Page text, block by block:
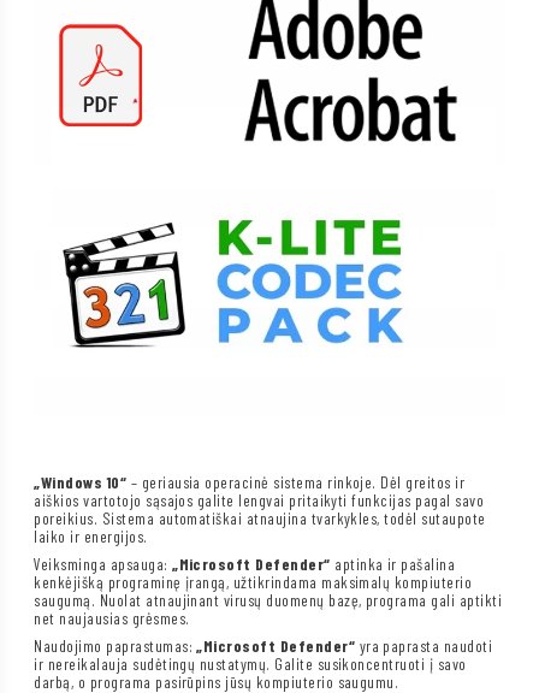
„Windows 10“ – geriausia operacinė sistema rinkoje. Dėl greitos ir
aiškios vartotojo sąsajos galite lengvai pritaikyti funkcijas pagal savo
poreikius. Sistema automatiškai atnaujina tvarkykles, todėl sutaupote
laiko ir energijos.
Veiksminga apsauga:„Microsoft Defender“ aptinka ir pašalina
kenkėjišką programinę įrangą, užtikrindama maksimalų kompiuterio
saugumą. Nuolat atnaujinant virusų duomenų bazę, programa gali aptikti
net naujausias grėsmes.
Naudojimo paprastumas:„Microsoft Defender“ yra paprasta naudoti
ir nereikalauja sudėtingų nustatymų. Galite susikoncentruoti į savo
darbą, o programa pasirūpins jūsų kompiuterio saugumu.